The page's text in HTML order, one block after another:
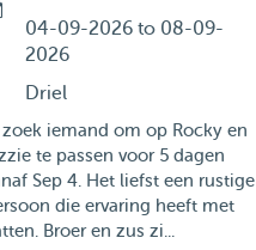
04-09-2026 to 08-09-
2026
Driel
zoek iemand om op Rocky en
te passen voor 5 dagen
Sep 4. Het liefst een rustige
die ervaring heeft met
Broer en zus zi...